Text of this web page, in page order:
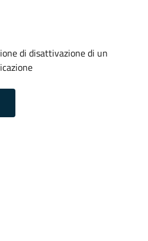
di disattivazione di un